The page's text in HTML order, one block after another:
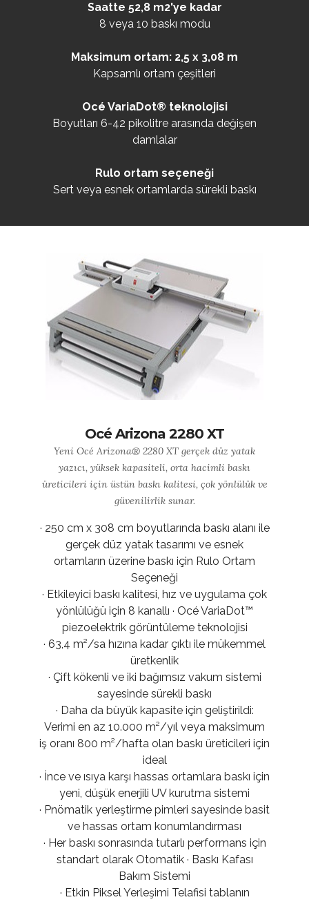
Saatte 52,8 m2'ye kadar
8 veya 10 baskı modu
Maksimum ortam: 2,5 x 3,08 m
Kapsamlı ortam çeşitleri
Océ VariaDot® teknolojisi
Boyutları 6-42 pikolitre arasında değişen
damlalar
Rulo ortam seçeneği
Sert veya esnek ortamlarda sürekli baskı
Océ Arizona 2280 XT
Yeni Océ Arizona® 2280 XT gerçek düz yatak
yazıcı, yüksek kapasiteli, orta hacimli baskı
üreticileri için üstün baskı kalitesi, çok yönlülük ve
güvenilirlik sunar.
· 250 cm x 308 cm boyutlarında baskı alanı ile
gerçek düz yatak tasarımı ve esnek
ortamların üzerine baskı için Rulo Ortam
Seçeneği
· Etkileyici baskı kalitesi, hız ve uygulama çok
yönlülüğü için 8 kanallı · Océ VariaDot™
piezoelektrik görüntüleme teknolojisi
· 63,4 m²/sa hızına kadar çıktı ile mükemmel
üretkenlik
· Çift kökenli ve iki bağımsız vakum sistemi
sayesinde sürekli baskı
· Daha da büyük kapasite için geliştirildi:
Verimi en az 10.000 m²/yıl veya maksimum
iş oranı 800 m²/hafta olan baskı üreticileri için
ideal
· İnce ve ısıya karşı hassas ortamlara baskı için
yeni, düşük enerjili UV kurutma sistemi
· Pnömatik yerleştirme pimleri sayesinde basit
ve hassas ortam konumlandırması
· Her baskı sonrasında tutarlı performans için
standart olarak Otomatik · Baskı Kafası
Bakım Sistemi
· Etkin Piksel Yerleşimi Telafisi tablanın